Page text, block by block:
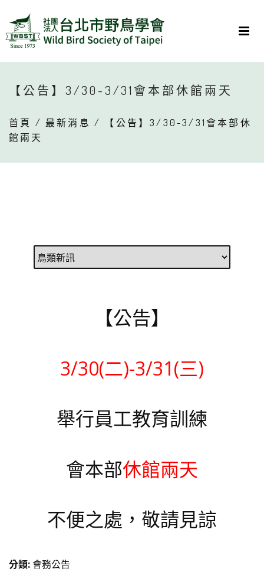
【公告】3/30-3/31會本部休館兩天
首頁 / 最新消息 / 【公告】3/30-3/31會本部休
館兩天
【公告】
3/30(二)-3/31(三)
舉行員工教育訓練
會本部休館兩天
不便之處，敬請見諒
分類:會務公告